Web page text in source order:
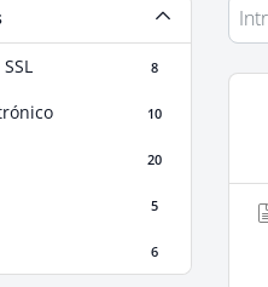
8
10
20
5
6